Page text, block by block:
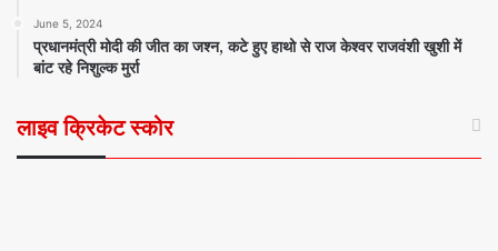
June 5, 2024
प्रधानमंत्री मोदी की जीत का जश्न, कटे हुए हाथो से राज केश्वर राजवंशी खुशी में
बांट रहे निशुल्क मुर्रा
लाइव क्रिकेट स्कोर